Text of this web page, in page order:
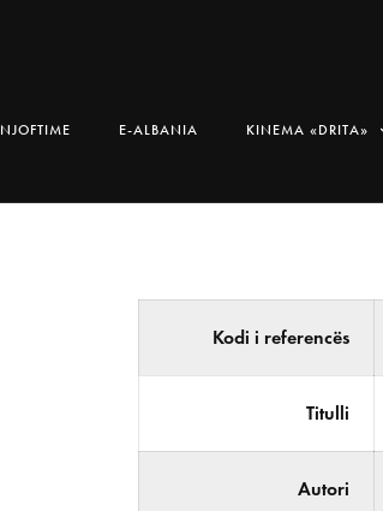
NJOFTIME E-ALBANIA KINEMA «DRITA»
Kodi i referencës
Titulli
Autori